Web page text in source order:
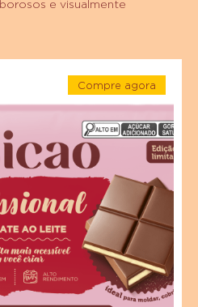
e visualmente
Compre agora
-
Chocolate
Ao
Leite
Sicao
Profissional